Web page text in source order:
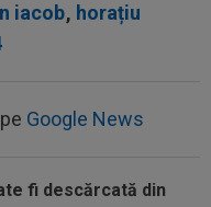
iacob, horațiu
Google News
fi descărcată din